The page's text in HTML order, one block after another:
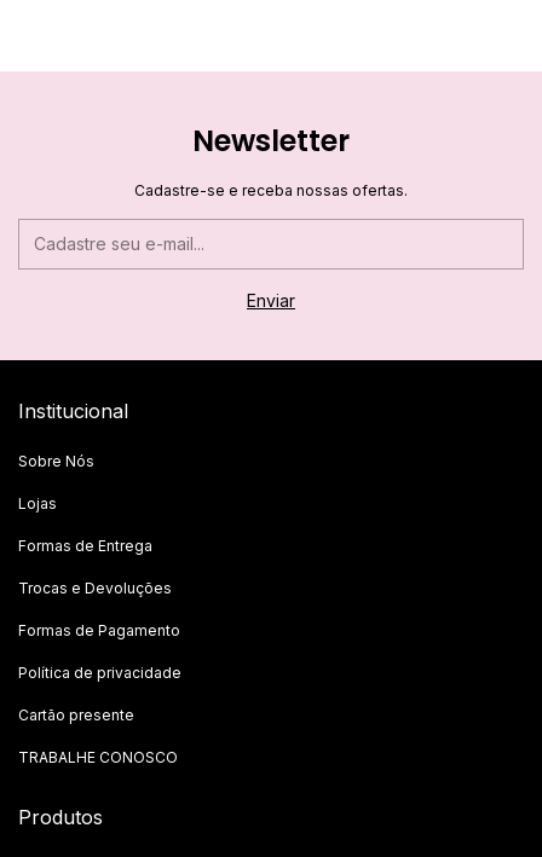
Newsletter
Cadastre-se e receba nossas ofertas.
Institucional
Sobre Nós
Lojas
Formas de Entrega
Trocas e Devoluções
Formas de Pagamento
Política de privacidade
Cartão presente
TRABALHE CONOSCO
Produtos